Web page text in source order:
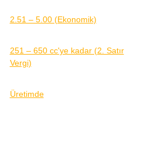
2.51 – 5.00 (Ekonomik)
251 – 650 cc'ye kadar (2. Satır
Vergi)
Üretimde